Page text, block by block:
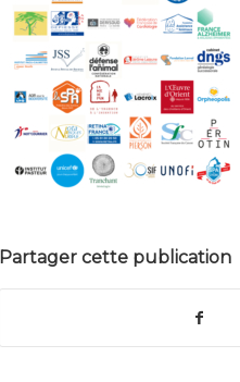
Partager cette publication